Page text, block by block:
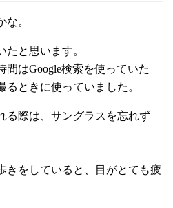
。
たと思います。
間はGoogle検索を使っていた
るときに使っていました。
る際は、サングラスを忘れず
きをしていると、目がとても疲